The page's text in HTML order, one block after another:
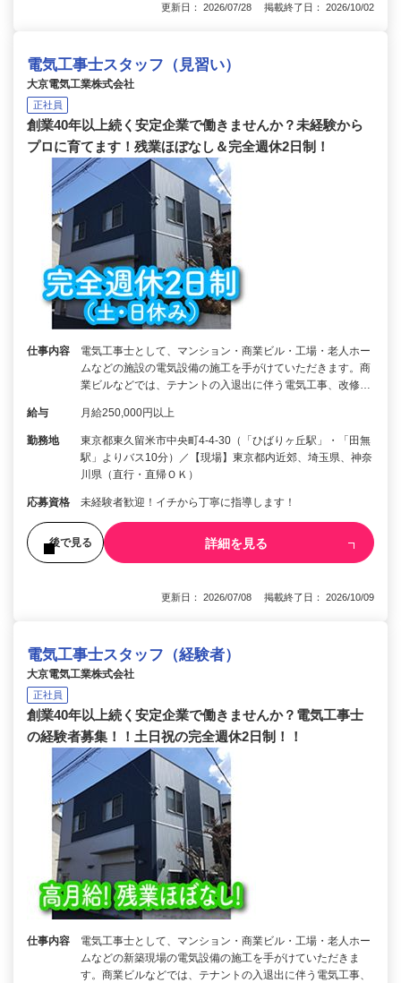
更新日： 2026/07/28 掲載終了日： 2026/10/02
電気工事士スタッフ（見習い）
大京電気工業株式会社
正社員
創業40年以上続く安定企業で働きませんか？未経験から
プロに育てます！残業ほぼなし＆完全週休2日制！
仕事内容
電気工事士として、マンション・商業ビル・工場・老人ホー
ムなどの施設の電気設備の施工を手がけていただきます。商
業ビルなどでは、テナントの入退出に伴う電気工事、改修…
給与 月給250,000円以上
勤務地
東京都東久留米市中央町4-4-30（「ひばりヶ丘駅」・「田無
駅」よりバス10分）／【現場】東京都内近郊、埼玉県、神奈
川県（直行・直帰ＯＫ）
応募資格 未経験者歓迎！イチから丁寧に指導します！
後で見る 詳細を見る
更新日： 2026/07/08 掲載終了日： 2026/10/09
電気工事士スタッフ（経験者）
大京電気工業株式会社
正社員
創業40年以上続く安定企業で働きませんか？電気工事士
の経験者募集！！土日祝の完全週休2日制！！
仕事内容
電気工事士として、マンション・商業ビル・工場・老人ホー
ムなどの新築現場の電気設備の施工を手がけていただきま
す。商業ビルなどでは、テナントの入退出に伴う電気工事、